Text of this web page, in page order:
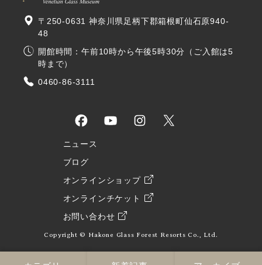
ニュース
ブログ
オンラインショップ
オンラインチケット
お問い合わせ
〒250-0631 神奈川県足柄下郡箱根町仙石原940-
48
開館時間：午前10時から午後5時30分（ご入館は5
時まで）
0460-86-3111
Copyright © Hakone Glass Forest Resorts Co., Ltd.